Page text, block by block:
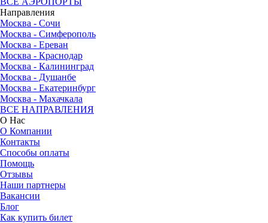
Направления
Москва - Сочи
Москва - Симферополь
Москва - Ереван
Москва - Краснодар
Москва - Калининград
Москва - Душанбе
Москва - Екатеринбург
Москва - Махачкала
ВСЕ НАПРАВЛЕНИЯ
О Нас
О Компании
Контакты
Способы оплаты
Помощь
Отзывы
Наши партнеры
Вакансии
Блог
Как купить билет